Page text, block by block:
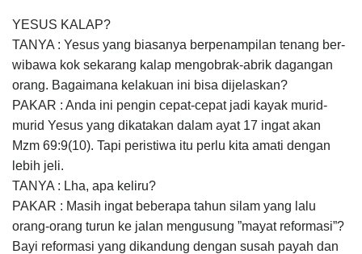
YESUS KALAP?
TANYA : Yesus yang biasanya berpenampilan tenang ber­
wibawa kok sekarang kalap mengobrak-abrik dagangan
orang. Bagaimana kelakuan ini bisa di­jelaskan?
PAKAR : Anda ini pengin cepat-cepat jadi kayak murid-
murid Yesus yang dikatakan dalam ayat 17 ingat akan
Mzm 69:9(10). Tapi peristiwa itu perlu kita amati dengan
lebih jeli.
TANYA : Lha, apa keliru?
PAKAR : Masih ingat beberapa tahun silam yang lalu
orang-orang turun ke jalan mengusung ”mayat refor­masi”?
Bayi reformasi yang dikandung dengan susah payah dan